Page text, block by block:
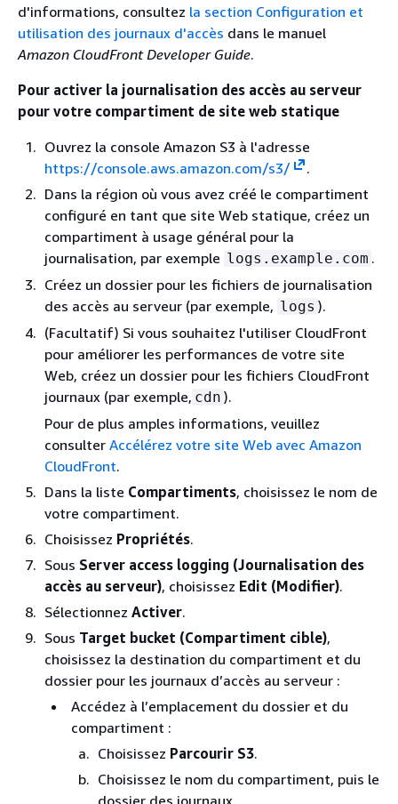
d'informations, consultez la section Configuration et
utilisation des journaux d'accès dans le manuel
Amazon CloudFront Developer Guide.
Pour activer la journalisation des accès au serveur
pour votre compartiment de site web statique
Ouvrez la console Amazon S3 à l'adresse
https://console.aws.amazon.com/s3/
.
Dans la région où vous avez créé le compartiment
configuré en tant que site Web statique, créez un
compartiment à usage général pour la
journalisation, par exemple logs.example.com .
Créez un dossier pour les fichiers de journalisation
des accès au serveur (par exemple, logs ).
(Facultatif) Si vous souhaitez l'utiliser CloudFront
pour améliorer les performances de votre site
Web, créez un dossier pour les fichiers CloudFront
journaux (par exemple, cdn ).
Pour de plus amples informations, veuillez
consulter Accélérez votre site Web avec Amazon
CloudFront.
Dans la liste Compartiments, choisissez le nom de
votre compartiment.
Choisissez Propriétés.
Sous Server access logging (Journalisation des
accès au serveur), choisissez Edit (Modifier).
Sélectionnez Activer.
Sous Target bucket (Compartiment cible),
choisissez la destination du compartiment et du
dossier pour les journaux d’accès au serveur :
Accédez à l’emplacement du dossier et du
compartiment :
Choisissez Parcourir S3.
Choisissez le nom du compartiment, puis le
dossier des journaux.